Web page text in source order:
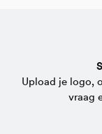
Upload je logo,
vraag